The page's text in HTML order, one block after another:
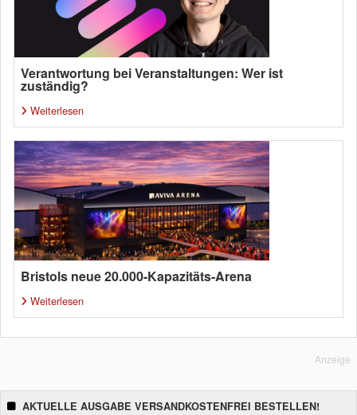
Verantwortung bei Veranstaltungen: Wer ist
zuständig?
Weiterlesen
Bristols neue 20.000-Kapazitäts-Arena
Weiterlesen
Anzeige
AKTUELLE AUSGABE VERSANDKOSTENFREI BESTELLEN!